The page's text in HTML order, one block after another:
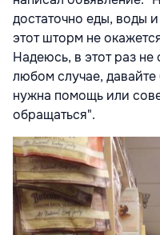
достаточно еды, воды
этот шторм не
Надеюсь, в этот раз не
любом случае,
нужна помощь или
обращаться".